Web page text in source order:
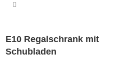
Farbe MS Slate
(MFC), 25 mm –
E10 Regalschrank mit
Schubladen